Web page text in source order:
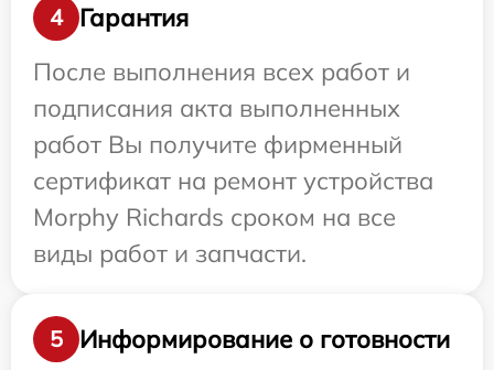
4
Гарантия
После выполнения всех работ и
подписания акта выполненных
работ Вы получите фирменный
сертификат на ремонт устройства
Morphy Richards сроком на все
виды работ и запчасти.
5
Информирование о готовности